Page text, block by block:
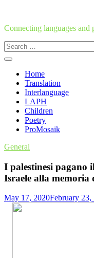
content
Connecting languages and
Search
for:
Home
Translation
Interlanguage
LAPH
Children
Poetry
ProMosaik
General
I palestinesi pagano
Israele alla memoria
May 17, 2020February 23,